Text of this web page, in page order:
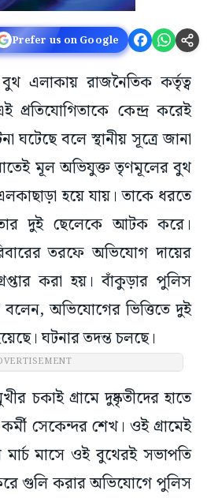
Prefer us on Google
বুথ এলাকায় রাজনৈতিক কর্তৃত্ব
কেন্দ্র করেই
ঘটেছে বলে স্থানীয় সূত্রে জানা
মূল অভিযুক্ত তৃণমূলের বুথ
হয়ে যায়। তাকে ধরতে
দুই ছেলেকে আটক করে।
তরফে অভিযোগ দায়ের
করা হয়। বাঁকুড়ার পুলিস
অভিযোগের ভিত্তিতে দুই
ঘটনার তদন্ত চলছে।
চকাই গ্রামে দুষ্কৃতীদের হাতে
সেকেন্দর শেখ। ওই গ্রামেই
মাসে ওই বুথেরই সভাপতি
গুলি করার অভিযোগে পুলিস